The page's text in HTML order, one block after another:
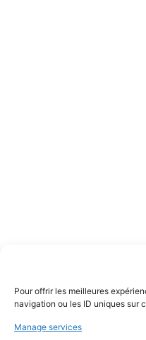
Pour offrir les meilleures
navigation ou les ID uniques sur
Manage services